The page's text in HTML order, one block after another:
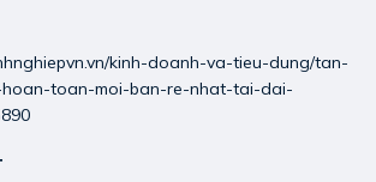
kinh-doanh-va-tieu-dung/tan-
toan-moi-ban-re-nhat-tai-dai-